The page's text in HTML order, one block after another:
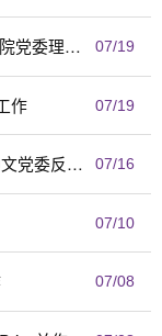
深学功勋榜样精神 党建赋能铸魂育人——学院党委理论学习中心组到新能源教工党支部开展专题调研学习 07/19
作 07/19
williamhill中国党委第一巡察组向WilliamHill中文党委反馈巡察情况 07/16
07/10
07/08